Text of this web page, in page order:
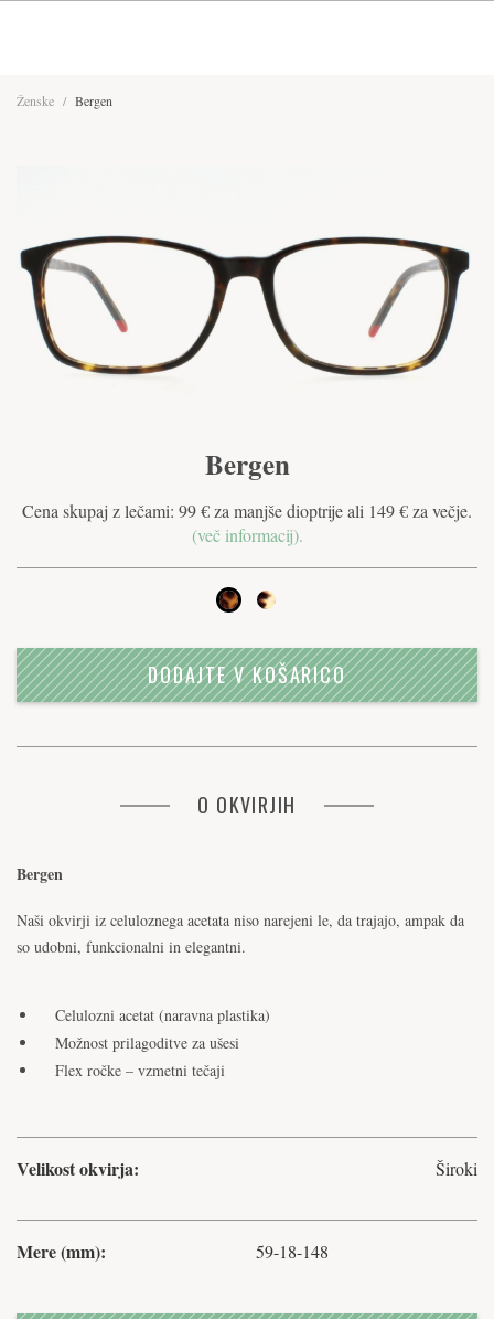
Ženske / Bergen
Bergen
Cena skupaj z lečami: 99 € za manjše dioptrije ali 149 € za večje.
(več informacij).
DODAJTE V KOŠARICO
O OKVIRJIH
Bergen
Naši okvirji iz celuloznega acetata niso narejeni le, da trajajo, ampak da
so udobni, funkcionalni in elegantni.
Celulozni acetat (naravna plastika)
Možnost prilagoditve za ušesi
Flex ročke – vzmetni tečaji
Velikost okvirja: Široki
Mere (mm): 59-18-148